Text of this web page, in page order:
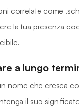
correlate come
la tua presenza
a lungo
nome che cresca
il suo